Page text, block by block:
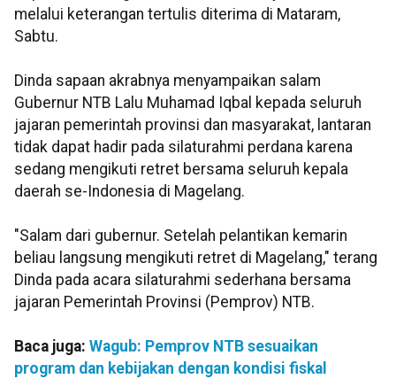
melalui keterangan tertulis diterima di Mataram,
Sabtu.
Dinda sapaan akrabnya menyampaikan salam
Gubernur NTB Lalu Muhamad Iqbal kepada seluruh
jajaran pemerintah provinsi dan masyarakat, lantaran
tidak dapat hadir pada silaturahmi perdana karena
sedang mengikuti retret bersama seluruh kepala
daerah se-Indonesia di Magelang.
"Salam dari gubernur. Setelah pelantikan kemarin
beliau langsung mengikuti retret di Magelang," terang
Dinda pada acara silaturahmi sederhana bersama
jajaran Pemerintah Provinsi (Pemprov) NTB.
Baca juga: Wagub: Pemprov NTB sesuaikan
program dan kebijakan dengan kondisi fiskal